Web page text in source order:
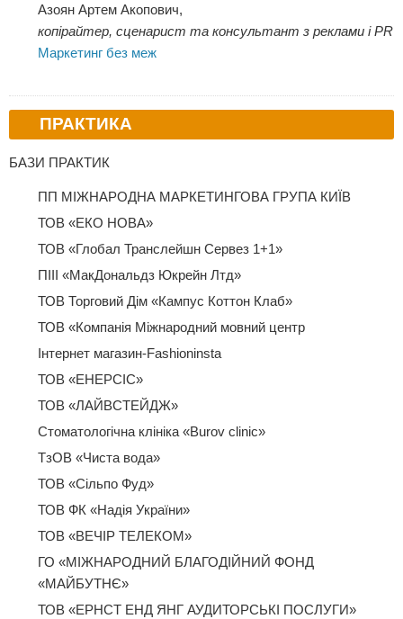
Азоян Артем Акопович,
копірайтер, сценарист та консультант з реклами і PR
Маркетинг без меж
ПРАКТИКА
БАЗИ ПРАКТИК
ПП МІЖНАРОДНА МАРКЕТИНГОВА ГРУПА КИЇВ
ТОВ «ЕКО НОВА»
ТОВ «Глобал Транслейшн Сервез 1+1»
ПІІІ «МакДональдз Юкрейн Лтд»
ТОВ Торговий Дім «Кампус Коттон Клаб»
ТОВ «Компанія Міжнародний мовний центр
Інтернет магазин-Fashioninsta
ТОВ «ЕНЕРСІС»
ТОВ «ЛАЙВСТЕЙДЖ»
Стоматологічна клініка «Burov clinic»
ТзОВ «Чиста вода»
ТОВ «Сільпо Фуд»
ТОВ ФК «Надія України»
ТОВ «ВЕЧІР ТЕЛЕКОМ»
ГО «МІЖНАРОДНИЙ БЛАГОДІЙНИЙ ФОНД
«МАЙБУТНЄ»
ТОВ «ЕРНСТ ЕНД ЯНГ АУДИТОРСЬКІ ПОСЛУГИ»